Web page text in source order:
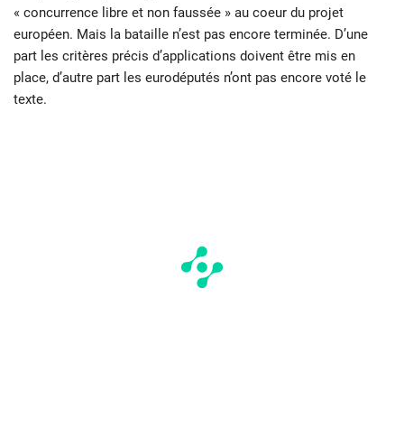
« concurrence libre et non faussée » au coeur du projet
européen. Mais la bataille n’est pas encore terminée. D’une
part les critères précis d’applications doivent être mis en
place, d’autre part les eurodéputés n’ont pas encore voté le
texte.